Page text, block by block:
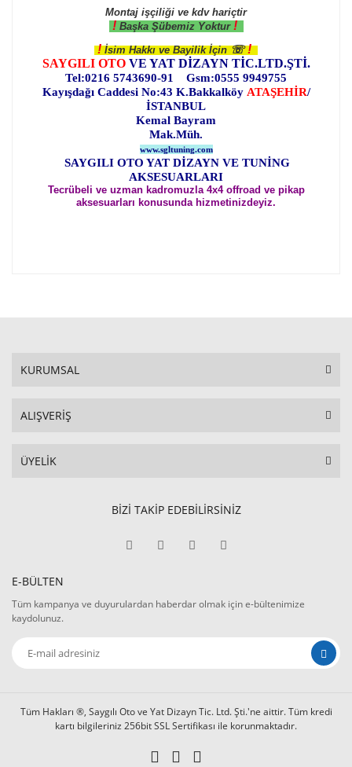
Montaj işçiliği ve kdv hariçtir
! Başka Şübemiz Yoktur !
! İsim Hakkı ve Bayilik İçin☏ !
SAYGILI OTOVE YAT DİZAYN TİC.LTD.ŞTİ.
Tel:0216 5743690-91 Gsm:0555 9949755
Kayışdağı Caddesi No:43 K.Bakkalköy ATAŞEHİR/
İSTANBUL
Kemal Bayram
Mak.Müh.
www.sgltuning.com
SAYGILI OTO YAT DİZAYN VE TUNİNG
AKSESUARLARI
Tecrübeli ve uzman kadromuzla 4x4 offroad ve pikap
aksesuarları konusunda hizmetinizdeyiz.
KURUMSAL
ALIŞVERİŞ
ÜYELİK
BİZİ TAKİP EDEBİLİRSİNİZ
E-BÜLTEN
Tüm kampanya ve duyurulardan haberdar olmak için e-bültenimize
kaydolunuz.
Tüm Hakları ®, Saygılı Oto ve Yat Dizayn Tic. Ltd. Şti.'ne aittir. Tüm kredi
kartı bilgileriniz 256bit SSL Sertifikası ile korunmaktadır.